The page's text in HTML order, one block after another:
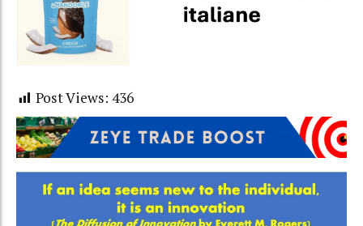
Post Views: 436